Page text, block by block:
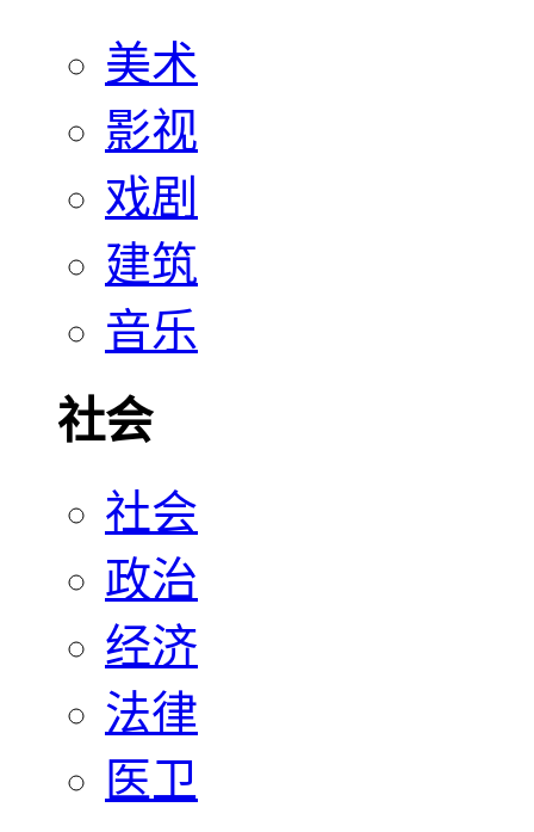
美术
影视
戏剧
建筑
音乐
社会
社会
政治
经济
法律
医卫